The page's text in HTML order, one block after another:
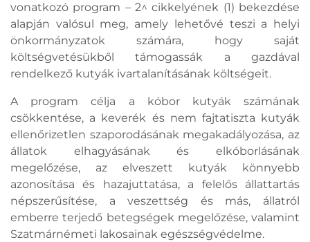
vonatkozó program – 2^ cikkelyének (1) bekezdése
alapján valósul meg, amely lehetővé teszi a helyi
önkormányzatok számára, hogy saját
költségvetésükből támogassák a gazdával
rendelkező kutyák ivartalanításának költségeit.
A program célja a kóbor kutyák számának
csökkentése, a keverék és nem fajtatiszta kutyák
ellenőrizetlen szaporodásának megakadályozása, az
állatok elhagyásának és elkóborlásának
megelőzése, az elveszett kutyák könnyebb
azonosítása és hazajuttatása, a felelős állattartás
népszerűsítése, a veszettség és más, állatról
emberre terjedő betegségek megelőzése, valamint
Szatmárnémeti lakosainak egészségvédelme.